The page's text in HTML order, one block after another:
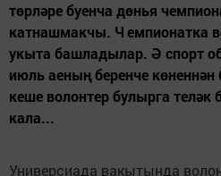
төрләре буенча дөнья
катнашмакчы. Ч емпионатка
укыта башладылар. Ә спорт
июль аеның беренче
кеше волонтер булырга теләк
кала...
Универсиада вакытында